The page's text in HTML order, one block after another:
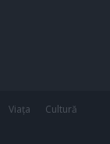
Viața
Cultură